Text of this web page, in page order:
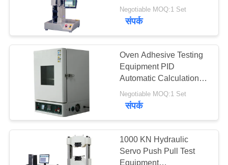
Testing Machine With
Servo Motor
Negotiable MOQ:1 Set
संपर्क
Oven Adhesive Testing
Equipment PID
Automatic Calculation
Controller High
Precision
Negotiable MOQ:1 Set
संपर्क
1000 KN Hydraulic
Servo Push Pull Test
Equipment